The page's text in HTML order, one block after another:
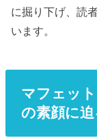
に掘り下げ、読
います。
マフェッ
の素顔に迫